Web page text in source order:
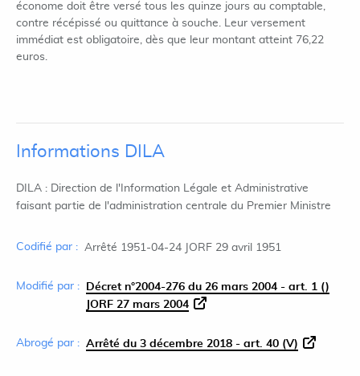
économe doit être versé tous les quinze jours au comptable,
contre récépissé ou quittance à souche. Leur versement
immédiat est obligatoire, dès que leur montant atteint 76,22
euros.
Informations DILA
DILA : Direction de l'Information Légale et Administrative
faisant partie de l'administration centrale du Premier Ministre
Codifié par : Arrêté 1951-04-24 JORF 29 avril 1951
Modifié par :
Décret n°2004-276 du 26 mars 2004 - art. 1 ()
JORF 27 mars 2004
Abrogé par : Arrêté du 3 décembre 2018 - art. 40 (V)